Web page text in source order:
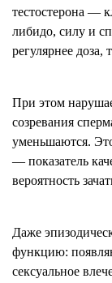
тестостерона —
либидо, силу и
регулярнее доза,
При этом
созревания
уменьшаются.
— показатель
вероятность
Даже
функцию:
сексуальное